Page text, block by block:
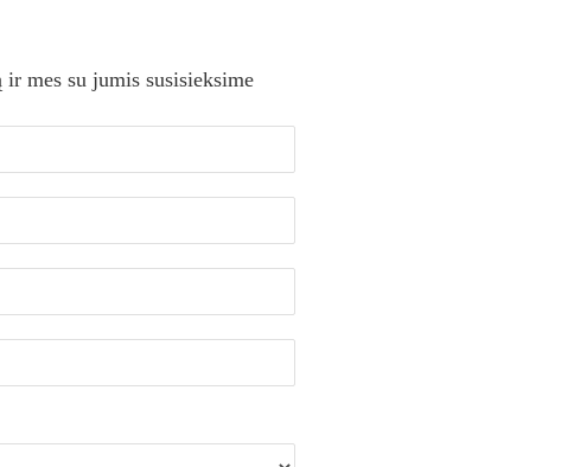
mes su jumis susisieksime